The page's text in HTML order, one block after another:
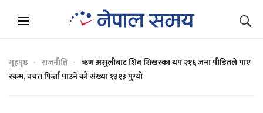
गृहपृष्ठ राजनीति
ऋण असुलीबाट शिव शिखरका थप २१६ जना पीडितले पाए
रकम, बचत फिर्ता पाउने को संख्या १३१३ पुग्यो